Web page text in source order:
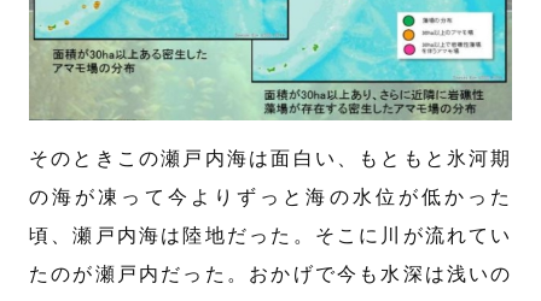
そのときこの瀬戸内海は面白い、もともと氷河期
の海が凍って今よりずっと海の水位が低かった
頃、瀬戸内海は陸地だった。そこに川が流れてい
たのが瀬戸内だった。おかげで今も水深は浅いの